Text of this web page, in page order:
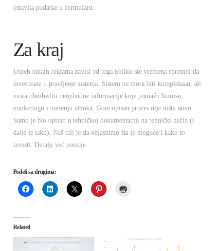
ostavila podatke u formularu.
Za kraj
Uspeh onlajn reklama zavisi od toga koliko ste vremena spremni da
investirate u pravljenje sistema. Sistem ne mora biti kompleksan, ali
mora obezbediti neophodne informacije koje pomažu biznisu,
marketingu i merenju učinka. Gore opisan proces nije ništa novo.
Samo je bio opisan u tehničkoj dokumentaciji na tehnički način (i
dalje je tako). Naš cilj je da objasnimo šta je moguće i kako to
izvesti. Detalji već postoje.
Podeli sa drugima:
Related